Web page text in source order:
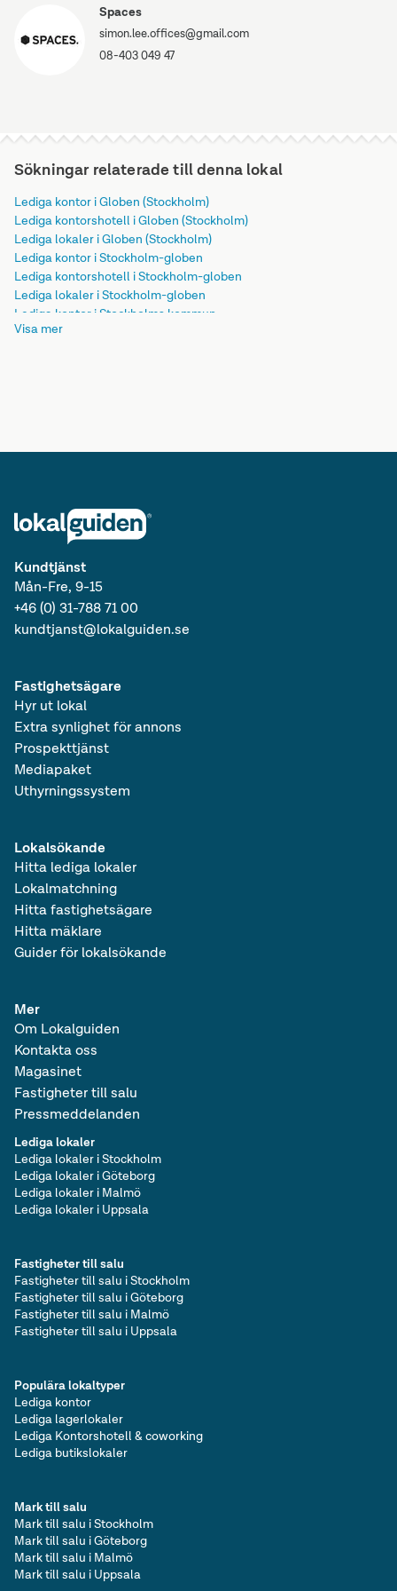
Spaces
simon.lee.offices@gmail.com
08-403 049 47
Sökningar relaterade till denna lokal
Lediga kontor i Globen (Stockholm)
Lediga kontorshotell i Globen (Stockholm)
Lediga lokaler i Globen (Stockholm)
Lediga kontor i Stockholm-globen
Lediga kontorshotell i Stockholm-globen
Lediga lokaler i Stockholm-globen
Lediga kontor i Stockholms kommun
Lediga kontorshotell i Stockholms kommun
Lediga lokaler i Sverige
Lediga kontor
Visa mer
Kundtjänst
Mån-Fre, 9-15
+46 (0) 31-788 71 00
kundtjanst@lokalguiden.se
Lokalsökande
Hitta lediga lokaler
Lokalmatchning
Hitta fastighetsägare
Hitta mäklare
Guider för lokalsökande
Fastighetsägare
Hyr ut lokal
Extra synlighet för annons
Prospekttjänst
Mediapaket
Uthyrningssystem
Mer
Om Lokalguiden
Kontakta oss
Magasinet
Fastigheter till salu
Pressmeddelanden
Lediga lokaler
Lediga lokaler i Stockholm
Lediga lokaler i Göteborg
Lediga lokaler i Malmö
Lediga lokaler i Uppsala
Populära lokaltyper
Lediga kontor
Lediga lagerlokaler
Lediga Kontorshotell & coworking
Lediga butikslokaler
Fastigheter till salu
Fastigheter till salu i Stockholm
Fastigheter till salu i Göteborg
Fastigheter till salu i Malmö
Fastigheter till salu i Uppsala
Mark till salu
Mark till salu i Stockholm
Mark till salu i Göteborg
Mark till salu i Malmö
Mark till salu i Uppsala